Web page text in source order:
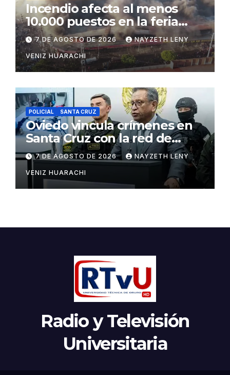
Incendio afecta al menos
10.000 puestos en la feria
Barrio Lindo
7 DE AGOSTO DE 2026 NAYZETH LENY
VENIZ HUARACHI
POLICIAL SANTA CRUZ
Oviedo vincula crímenes en
Santa Cruz con la red de
Marset
7 DE AGOSTO DE 2026 NAYZETH LENY
VENIZ HUARACHI
Radio y Televisión
Universitaria